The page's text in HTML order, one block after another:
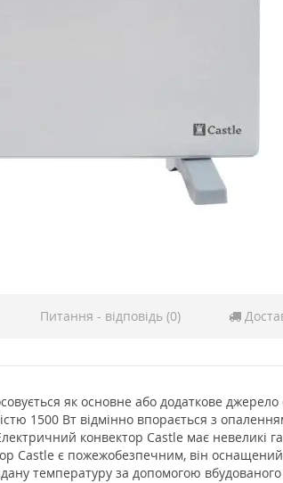
Питання - відповідь (0)
як основне або додаткове
1500 Вт відмінно впорається з
конвектор Castle має невеликі
Castle є пожежобезпечним, він
температуру за допомогою